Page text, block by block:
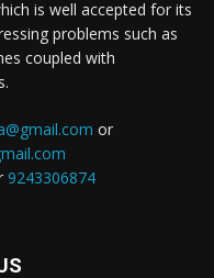
is well accepted for its
problems such as
coupled with
or
9243306874